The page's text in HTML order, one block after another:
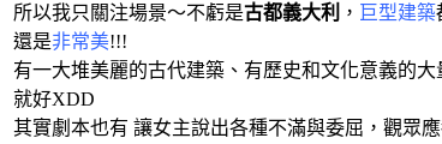
所以我只關注場景～不虧是古都義大利 ， 巨型建築
還是非常美!!!
有一大堆美麗的古代建築、有歷史和文化意義的
就好XDD
其實劇本也有 讓女主說出各種不滿與委屈，觀眾